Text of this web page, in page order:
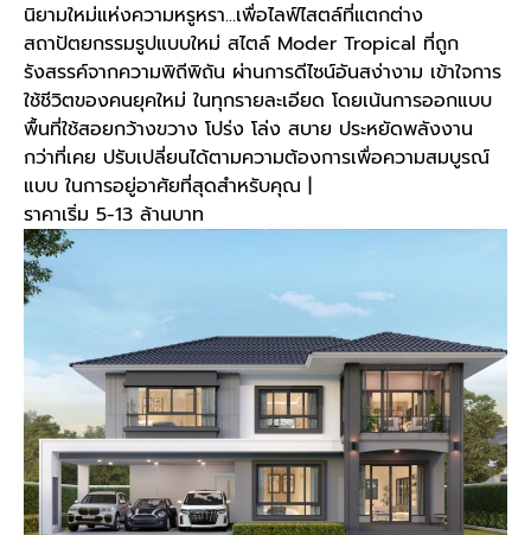
นิยามใหม่แห่งความหรูหรา...เพื่อไลฟ์ไสตล์ที่แตกต่าง
สถาปัตยกรรมรูปแบบใหม่ สไตล์ Moder Tropical ที่ถูก
รังสรรค์จากความพิถีพิถัน ผ่านการดีไซน์อันสง่างาม เข้าใจการ
ใช้ชีวิตของคนยุคใหม่ ในทุกรายละเอียด โดยเน้นการออกแบบ
พื้นที่ใช้สอยกว้างขวาง โปร่ง โล่ง สบาย ประหยัดพลังงาน
กว่าที่เคย ปรับเปลี่ยนได้ตามความต้องการเพื่อความสมบูรณ์
แบบ ในการอยู่อาศัยที่สุดสำหรับคุณ |
ราคาเริ่ม 5-13 ล้านบาท